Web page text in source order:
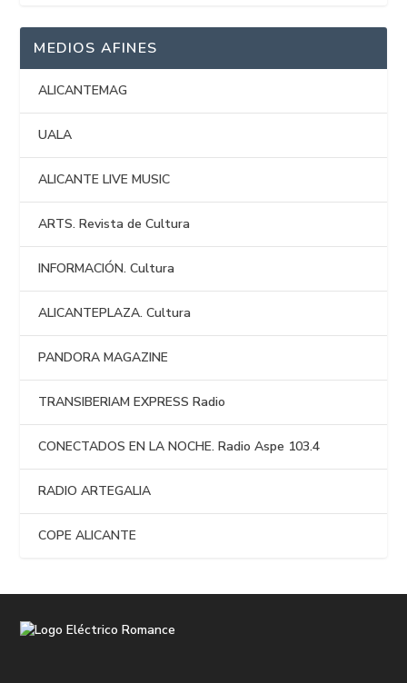
MEDIOS AFINES
ALICANTEMAG
UALA
ALICANTE LIVE MUSIC
ARTS. Revista de Cultura
INFORMACIÓN. Cultura
ALICANTEPLAZA. Cultura
PANDORA MAGAZINE
TRANSIBERIAM EXPRESS Radio
CONECTADOS EN LA NOCHE. Radio Aspe 103.4
RADIO ARTEGALIA
COPE ALICANTE